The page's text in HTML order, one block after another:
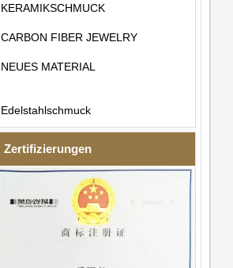
KERAMIKSCHMUCK
CARBON FIBER JEWELRY
NEUES MATERIAL
Edelstahlschmuck
Zertifizierungen